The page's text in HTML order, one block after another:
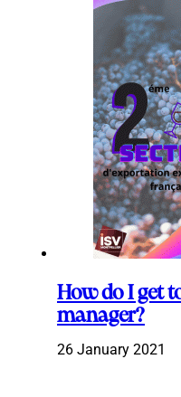
How do I get
manager?
26 January 2021